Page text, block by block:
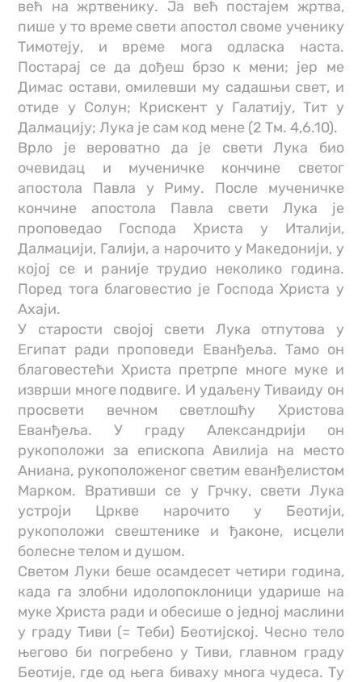
већ на жртвенику. Ја већ постајем жртва,
пише у то време свети апостол своме ученику
Тимотеју, и време мога одласка наста.
Постарај се да дођеш брзо к мени; јер ме
Димас остави, омилевши му садашњи свет, и
отиде у Солун; Крискент у Галатију, Тит у
Далмацију; Лука је сам код мене (2 Тм. 4,6.10).
Врло је вероватно да је свети Лука био
очевидац и мученичке кончине светог
апостола Павла у Риму. После мученичке
кончине апостола Павла свети Лука је
проповедао Господа Христа у Италији,
Далмацији, Галији, а нарочито у Македонији, у
којој се и раније трудио неколико година.
Поред тога благовестио је Господа Христа у
Ахаји.
У старости својој свети Лука отпутова у
Египат ради проповеди Еванђеља. Тамо он
благовестећи Христа претрпе многе муке и
изврши многе подвиге. И удаљену Тиваиду он
просвети вечном светлошћу Христова
Еванђеља. У граду Александрији он
рукоположи за епископа Авилија на место
Аниана, рукоположеног светим еванђелистом
Марком. Вративши се у Грчку, свети Лука
устроји Цркве нарочито у Беотији,
рукоположи свештенике и ђаконе, исцели
болесне телом и душом.
Светом Луки беше осамдесет четири година,
када га злобни идолопоклоници ударише на
муке Христа ради и обесише о једној маслини
у граду Тиви (= Теби) Беотијској. Чесно тело
његово би погребено у Тиви, главном граду
Беотије, где од њега биваху многа чудеса. Ту